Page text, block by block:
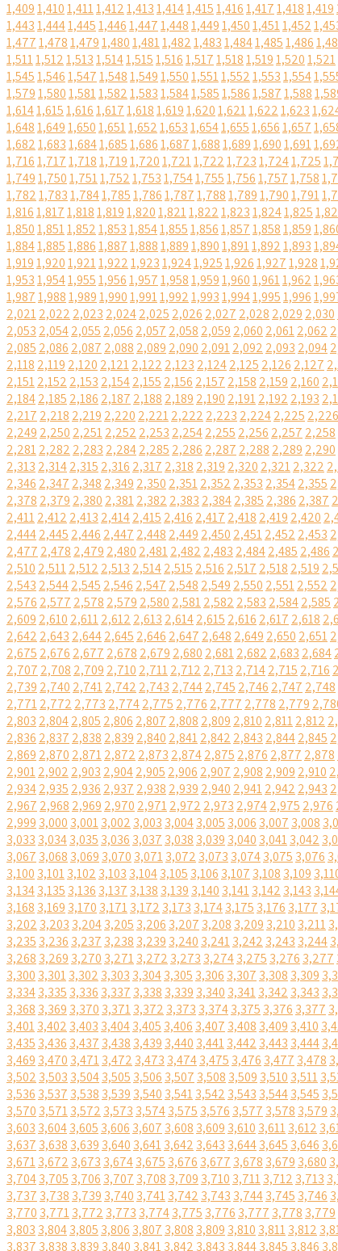
1,4091,4101,4111,4121,4131,4141,4151,4161,4171,4181,419
1,4431,4441,4451,4461,4471,4481,4491,4501,4511,452
1,4771,4781,4791,4801,4811,4821,4831,4841,4851,486
1,5111,5121,5131,5141,5151,5161,5171,5181,5191,5201,521
1,5451,5461,5471,5481,5491,5501,5511,5521,5531,554
1,5791,5801,5811,5821,5831,5841,5851,5861,5871,588
1,6141,6151,6161,6171,6181,6191,6201,6211,6221,623
1,6481,6491,6501,6511,6521,6531,6541,6551,6561,657
1,6821,6831,6841,6851,6861,6871,6881,6891,6901,691
1,7161,7171,7181,7191,7201,7211,7221,7231,7241,725
1,7491,7501,7511,7521,7531,7541,7551,7561,7571,758
1,7821,7831,7841,7851,7861,7871,7881,7891,7901,791
1,8161,8171,8181,8191,8201,8211,8221,8231,8241,825
1,8501,8511,8521,8531,8541,8551,8561,8571,8581,859
1,8841,8851,8861,8871,8881,8891,8901,8911,8921,893
1,9191,9201,9211,9221,9231,9241,9251,9261,9271,928
1,9531,9541,9551,9561,9571,9581,9591,9601,9611,962
1,9871,9881,9891,9901,9911,9921,9931,9941,9951,996
2,0212,022 2,023 2,0242,025 2,026 2,027 2,028 2,029 2,030
2,053 2,0542,055 2,056 2,057 2,058 2,059 2,060 2,0612,062
2,085 2,086 2,087 2,088 2,089 2,090 2,0912,092 2,093 2,094
2,118 2,119 2,120 2,1212,122 2,123 2,1242,125 2,126 2,127
2,1512,152 2,153 2,1542,155 2,156 2,157 2,158 2,159 2,160
2,1842,185 2,186 2,187 2,188 2,189 2,190 2,1912,192 2,193
2,217 2,218 2,219 2,220 2,2212,222 2,223 2,2242,225 2,226
2,249 2,250 2,2512,252 2,253 2,2542,255 2,256 2,257 2,258
2,2812,282 2,283 2,2842,285 2,286 2,287 2,288 2,289 2,290
2,313 2,3142,315 2,316 2,317 2,318 2,319 2,320 2,3212,322
2,346 2,347 2,348 2,349 2,350 2,3512,352 2,353 2,3542,355
2,378 2,379 2,380 2,3812,382 2,383 2,3842,385 2,386 2,387
2,4112,412 2,413 2,4142,415 2,416 2,417 2,418 2,419 2,420
2,4442,445 2,446 2,447 2,448 2,449 2,450 2,4512,452 2,453
2,477 2,478 2,479 2,480 2,4812,482 2,483 2,4842,485 2,486
2,510 2,5112,512 2,513 2,5142,515 2,516 2,517 2,518 2,519
2,543 2,5442,545 2,546 2,547 2,548 2,549 2,550 2,5512,552
2,576 2,577 2,578 2,579 2,580 2,5812,582 2,583 2,5842,585
2,609 2,610 2,6112,612 2,613 2,6142,615 2,616 2,617 2,618
2,642 2,643 2,6442,645 2,646 2,647 2,648 2,649 2,650 2,651
2,675 2,676 2,677 2,678 2,679 2,680 2,6812,682 2,683 2,684
2,707 2,708 2,709 2,710 2,7112,712 2,713 2,7142,715 2,716
2,739 2,740 2,7412,742 2,743 2,7442,745 2,746 2,747 2,748
2,7712,772 2,773 2,7742,775 2,776 2,777 2,778 2,779
2,803 2,8042,805 2,806 2,807 2,808 2,809 2,810 2,8112,812
2,836 2,837 2,838 2,839 2,840 2,8412,842 2,843 2,8442,845
2,869 2,870 2,8712,872 2,873 2,8742,875 2,876 2,877 2,878
2,9012,902 2,903 2,9042,905 2,906 2,907 2,908 2,909 2,910
2,9342,935 2,936 2,937 2,938 2,939 2,940 2,9412,942 2,943
2,967 2,968 2,969 2,970 2,9712,972 2,973 2,9742,975 2,976
2,999 3,000 3,0013,002 3,003 3,0043,005 3,006 3,007 3,008
3,033 3,0343,035 3,036 3,037 3,038 3,039 3,040 3,0413,042
3,067 3,068 3,069 3,070 3,0713,072 3,073 3,0743,075 3,076
3,100 3,1013,102 3,103 3,1043,105 3,106 3,107 3,108 3,109
3,1343,135 3,136 3,137 3,138 3,139 3,140 3,1413,142 3,143
3,168 3,169 3,170 3,1713,172 3,173 3,1743,175 3,176 3,177
3,202 3,203 3,2043,205 3,206 3,207 3,208 3,209 3,210 3,211
3,235 3,236 3,237 3,238 3,239 3,240 3,2413,242 3,243 3,244
3,268 3,269 3,270 3,2713,272 3,273 3,2743,275 3,276 3,277
3,300 3,3013,302 3,303 3,3043,305 3,306 3,307 3,308 3,309
3,3343,335 3,336 3,337 3,338 3,339 3,340 3,3413,342 3,343
3,368 3,369 3,370 3,3713,372 3,373 3,3743,375 3,376 3,377
3,4013,402 3,403 3,4043,405 3,406 3,407 3,408 3,409 3,410
3,435 3,436 3,437 3,438 3,439 3,440 3,4413,442 3,443 3,444
3,469 3,470 3,4713,472 3,473 3,4743,475 3,476 3,477 3,478
3,502 3,503 3,5043,505 3,506 3,507 3,508 3,509 3,510 3,511
3,536 3,537 3,538 3,539 3,540 3,5413,542 3,543 3,5443,545
3,570 3,5713,572 3,573 3,5743,575 3,576 3,577 3,578 3,579
3,603 3,6043,605 3,606 3,607 3,608 3,609 3,610 3,6113,612
3,637 3,638 3,639 3,640 3,6413,642 3,643 3,6443,645 3,646
3,6713,672 3,673 3,6743,675 3,676 3,677 3,678 3,679 3,680
3,7043,705 3,706 3,707 3,708 3,709 3,710 3,7113,712 3,713
3,737 3,738 3,739 3,740 3,7413,742 3,743 3,7443,745 3,746
3,770 3,7713,772 3,773 3,7743,775 3,776 3,777 3,778 3,779
3,803 3,8043,805 3,806 3,807 3,808 3,809 3,810 3,8113,812
3,837 3,838 3,839 3,840 3,8413,842 3,843 3,8443,845 3,846